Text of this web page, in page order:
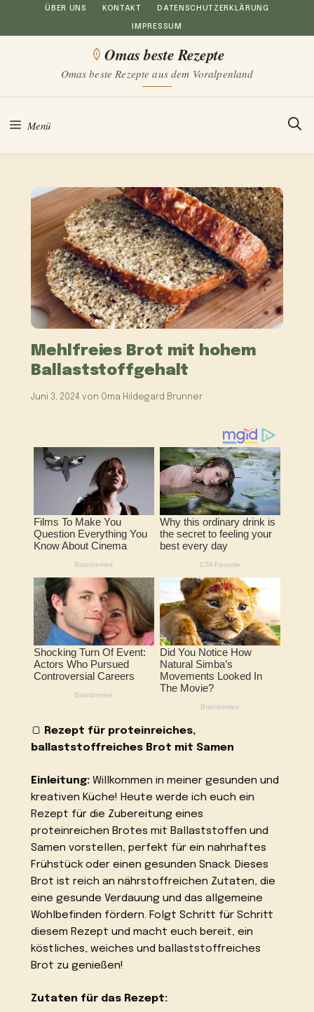
Inhalt
ÜBER UNS KONTAKT DATENSCHUTZERKLÄRUNG
IMPRESSUM
Omas beste Rezepte
Omas beste Rezepte aus dem Voralpenland
Menü
Mehlfreies Brot mit hohem
Ballaststoffgehalt
Juni 3, 2024 von Oma Hildegard Brunner
🍞 Rezept für proteinreiches,
ballaststoffreiches Brot mit Samen
Einleitung: Willkommen in meiner gesunden und
kreativen Küche! Heute werde ich euch ein
Rezept für die Zubereitung eines
proteinreichen Brotes mit Ballaststoffen und
Samen vorstellen, perfekt für ein nahrhaftes
Frühstück oder einen gesunden Snack. Dieses
Brot ist reich an nährstoffreichen Zutaten, die
eine gesunde Verdauung und das allgemeine
Wohlbefinden fördern. Folgt Schritt für Schritt
diesem Rezept und macht euch bereit, ein
köstliches, weiches und ballaststoffreiches
Brot zu genießen!
Zutaten für das Rezept: